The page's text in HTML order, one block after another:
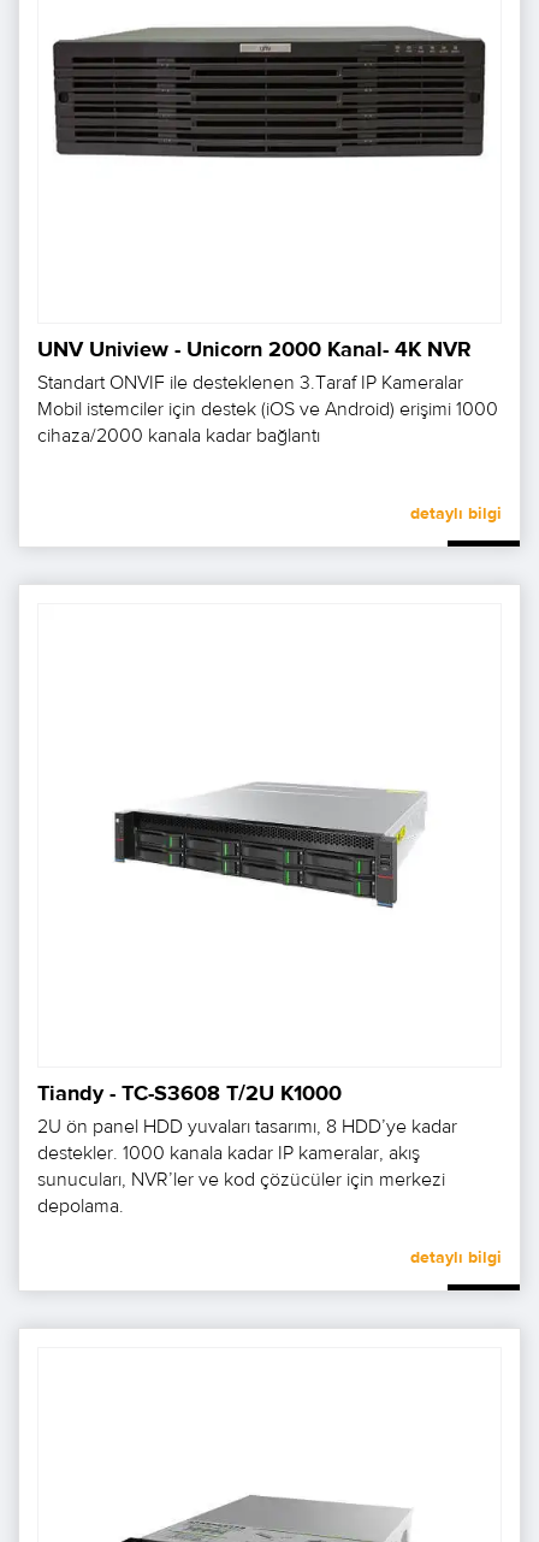
UNV Uniview - Unicorn 2000 Kanal- 4K NVR
Standart ONVIF ile desteklenen 3.Taraf IP Kameralar
Mobil istemciler için destek (iOS ve Android) erişimi 1000
cihaza/2000 kanala kadar bağlantı
detaylı bilgi
Tiandy - TC-S3608 T/2U K1000
2U ön panel HDD yuvaları tasarımı, 8 HDD’ye kadar
destekler. 1000 kanala kadar IP kameralar, akış
sunucuları, NVR’ler ve kod çözücüler için merkezi
depolama.
detaylı bilgi